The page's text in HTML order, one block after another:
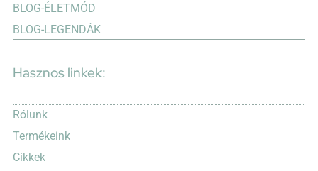
BLOG-ÉLETMÓD
BLOG-LEGENDÁK
Hasznos linkek:
Rólunk
Termékeink
Cikkek